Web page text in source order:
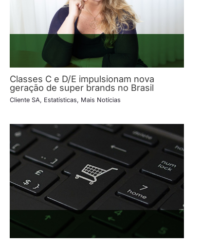
Classes C e D/E impulsionam nova
geração de super brands no Brasil
Cliente SA, Estatísticas, Mais Notícias